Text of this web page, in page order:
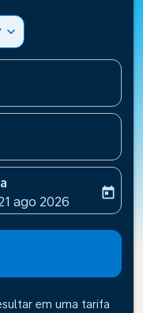
expand_more
labelreturn-date-
ago 2026
today
em uma tarifa